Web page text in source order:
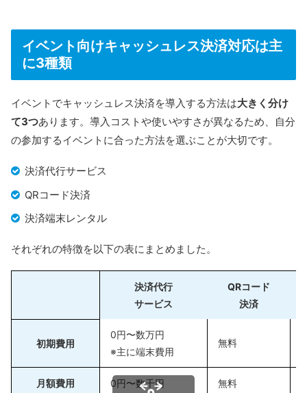
イベント向けキャッシュレス決済対応は主
に3種類
イベントでキャッシュレス決済を導入する方法は大きく分け
て3つあります。導入コストや使いやすさが異なるため、自分
の参加するイベントに合った方法を選ぶことが大切です。
決済代行サービス
QRコード決済
決済端末レンタル
それぞれの特徴を以下の表にまとめました。
決済代行
サービス
QRコード
決済
初期費用
0円〜数万円
※主に端末費用
無料
月額費用 0円〜数千円 無料